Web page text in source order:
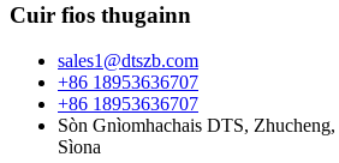
Cuir fios thugainn
sales1@dtszb.com
+86 18953636707
+86 18953636707
Sòn Gnìomhachais DTS,
Sìona